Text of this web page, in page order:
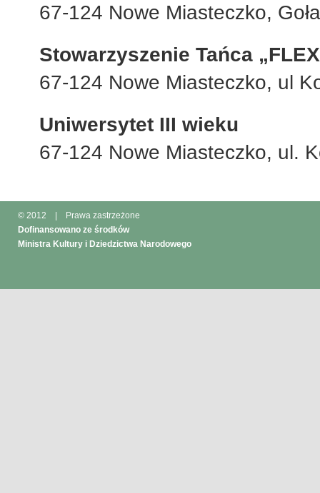
67-124 Nowe Miasteczko,
Stowarzyszenie Tańca
67-124 Nowe Miasteczko, ul
Uniwersytet III wieku
67-124 Nowe Miasteczko, ul.
© 2012
Prawa zastrzeżone
Dofinansowano ze środków
Ministra Kultury i Dziedzictwa Narodowego